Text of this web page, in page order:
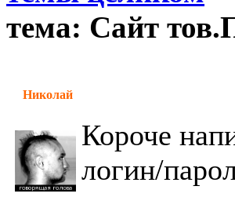
тема: Сайт
Николай
Короче
логин/